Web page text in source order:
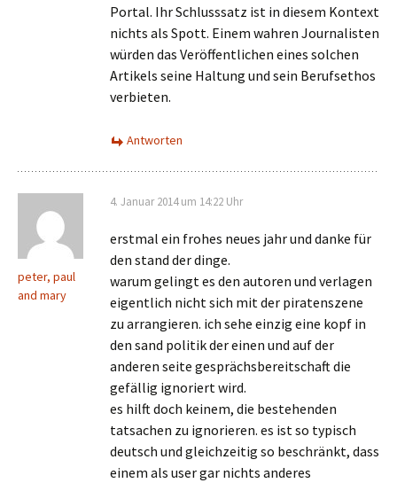
Portal. Ihr Schlusssatz ist in diesem Kontext
nichts als Spott. Einem wahren Journalisten
würden das Veröffentlichen eines solchen
Artikels seine Haltung und sein Berufsethos
verbieten.
Antworten
peter, paul
and mary
4. Januar 2014 um 14:22 Uhr
erstmal ein frohes neues jahr und danke für
den stand der dinge.
warum gelingt es den autoren und verlagen
eigentlich nicht sich mit der piratenszene
zu arrangieren. ich sehe einzig eine kopf in
den sand politik der einen und auf der
anderen seite gesprächsbereitschaft die
gefällig ignoriert wird.
es hilft doch keinem, die bestehenden
tatsachen zu ignorieren. es ist so typisch
deutsch und gleichzeitig so beschränkt, dass
einem als user gar nichts anderes